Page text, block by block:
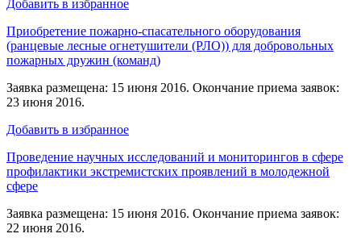
Добавить в избранное
Приобретение пожарно-спасательного оборудования
(ранцевые лесные огнетушители (РЛО)) для добровольных
пожарных дружин (команд)
Заявка размещена: 15 июня 2016. Окончание приема заявок:
23 июня 2016.
Добавить в избранное
Проведение научных исследований и мониторингов в сфере
профилактики экстремистских проявлений в молодежной
сфере
Заявка размещена: 15 июня 2016. Окончание приема заявок:
22 июня 2016.